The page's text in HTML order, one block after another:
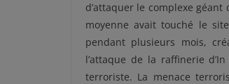
d’attaquer le complexe géant
moyenne avait touché le
pendant plusieurs mois,
l’attaque de la raffinerie
terroriste. La menace